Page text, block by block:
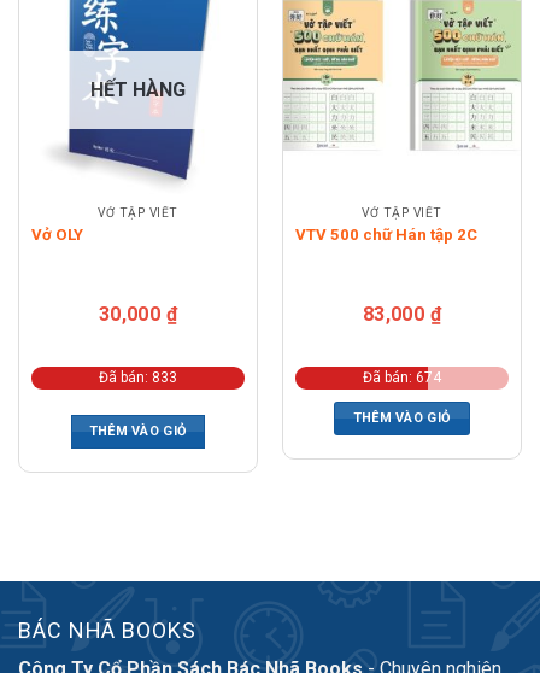
HẾT HÀNG
VỞ TẬP VIẾT
Vở OLY
30,000 ₫
Đã bán: 833
THÊM VÀO GIỎ
VỞ TẬP VIẾT
VTV 500 chữ Hán tập 2C
83,000 ₫
Đã bán: 674
THÊM VÀO GIỎ
BÁC NHÃ BOOKS